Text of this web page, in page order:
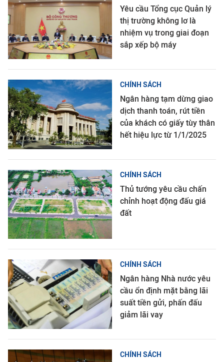
Yêu cầu Tổng cục Quản lý
thị trường không lơ là
nhiệm vụ trong giai đoạn
sắp xếp bộ máy
CHÍNH SÁCH
Ngân hàng tạm dừng giao
dịch thanh toán, rút tiền
của khách có giấy tùy thân
hết hiệu lực từ 1/1/2025
CHÍNH SÁCH
Thủ tướng yêu cầu chấn
chỉnh hoạt động đấu giá
đất
CHÍNH SÁCH
Ngân hàng Nhà nước yêu
cầu ổn định mặt bằng lãi
suất tiền gửi, phấn đấu
giảm lãi vay
CHÍNH SÁCH